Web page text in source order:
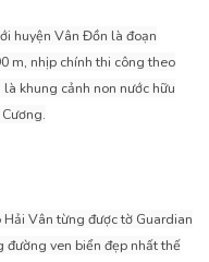
huyện Vân Đồn là đoạn
m, nhịp chính thi công theo
khung cảnh non nước hữu
Vân từng được tờ Guardian
đường ven biển đẹp nhất thế